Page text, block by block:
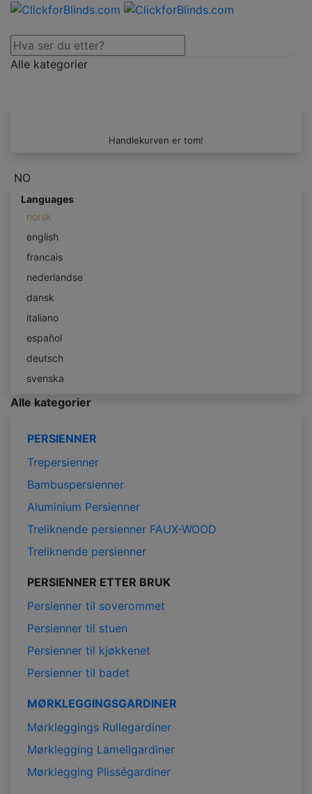
Alle kategorier
Handlekurven er tom!
NO
Languages
norsk
english
francais
nederlandse
dansk
italiano
español
deutsch
svenska
Alle kategorier
PERSIENNER
Trepersienner
Bambuspersienner
Aluminium Persienner
Treliknende persienner FAUX-WOOD
Treliknende persienner
PERSIENNER ETTER BRUK
Persienner til soverommet
Persienner til stuen
Persienner til kjøkkenet
Persienner til badet
MØRKLEGGINGSGARDINER
Mørkleggings Rullegardiner
Mørklegging Lamellgardiner
Mørklegging Plisségardiner